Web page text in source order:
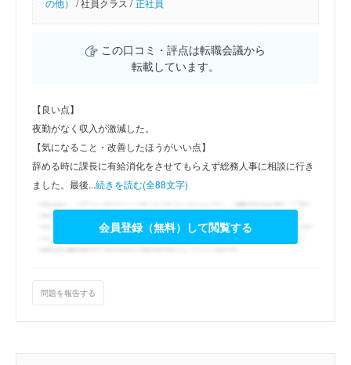
この口コミ・評点は転職会議から
転載しています。
【良い点】
夜勤がなく収入が激減した。
【気になること・改善したほうがいい点】
辞める時に課長に有給消化をさせてもらえず総務人事に相談に行き
ました。最後...続きを読む(全88文字)
会員登録（無料）して閲覧する
問題を報告する